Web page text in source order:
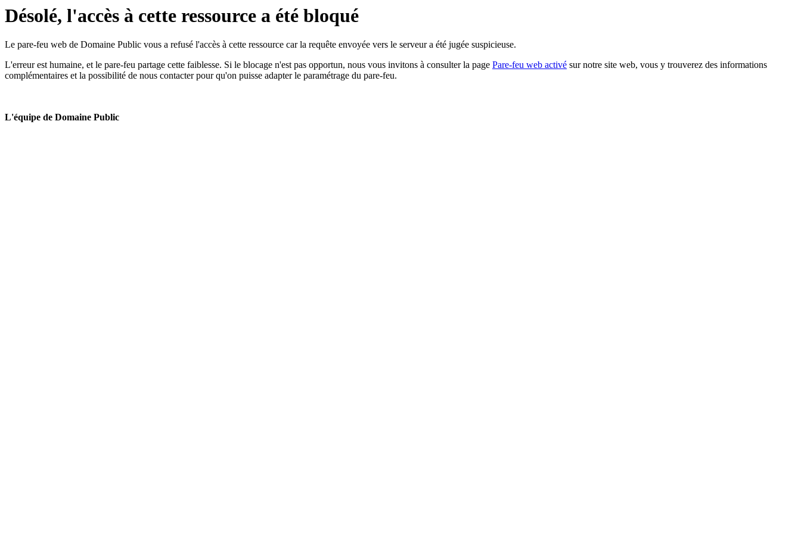
Désolé, l'accès à cette ressource a été bloqué
Le pare-feu web de Domaine Public vous a refusé l'accès à cette ressource car la requête envoyée vers le serveur a été jugée suspicieuse.
L'erreur est humaine, et le pare-feu partage cette faiblesse. Si le blocage n'est pas opportun, nous vous invitons à consulter la page Pare-feu web activé sur notre site web, vous y trouverez des informations
complémentaires et la possibilité de nous contacter pour qu'on puisse adapter le paramétrage du pare-feu.
L'équipe de Domaine Public